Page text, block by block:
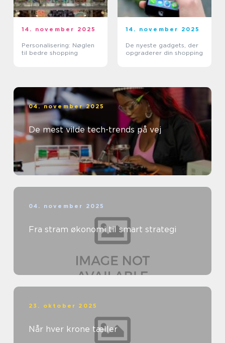
14. november 2025
Personalisering: Nøglen
til bedre shopping
14. november 2025
De nyeste gadgets, der
opgraderer din shopping
04. november 2025
De mest vilde tech-trends på vej
04. november 2025
Fra stram økonomi til smart strategi
23. oktober 2025
Når hver krone tæller